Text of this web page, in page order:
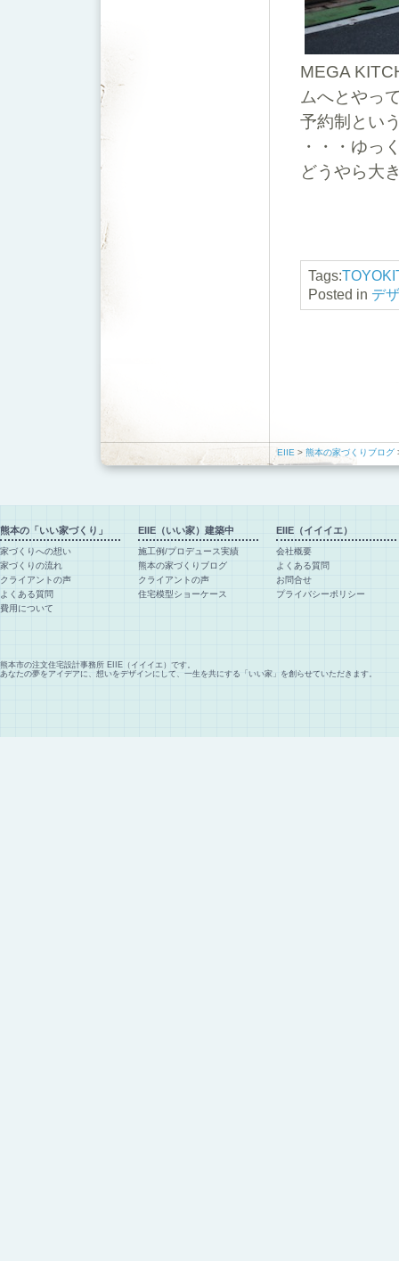
MEGA
ムへとやっ
予約制とい
・・・ゆっ
どうやら大
Tags:
Posted in デ
EIIE > 熊本の家づくりブログ
熊本の「いい家づくり」
家づくりへの想い
家づくりの流れ
クライアントの声
よくある質問
費用について
EIIE（いい家）建築中
施工例/プロデュース実績
熊本の家づくりブログ
クライアントの声
住宅模型ショーケース
EIIE（イイイエ）
会社概要
よくある質問
お問合せ
プライバシーポリシー
熊本市の注文住宅設計事務所 EIIE（イイイエ）です。
あなたの夢をアイデアに、想いをデザインにして、一生を共にする「いい家」を創らせていただきます。